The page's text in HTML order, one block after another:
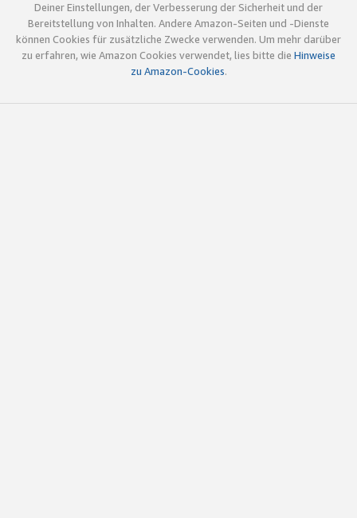
Deiner Einstellungen, der Verbesserung der Sicherheit und der
Bereitstellung von Inhalten. Andere Amazon-Seiten und -Dienste
können Cookies für zusätzliche Zwecke verwenden. Um mehr darüber
zu erfahren, wie Amazon Cookies verwendet, lies bitte die Hinweise
zu Amazon-Cookies.